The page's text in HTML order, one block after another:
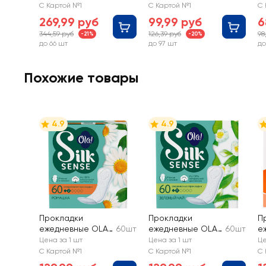
крылышками
С Картой №1
269,99 руб
344,59 руб -21%
до 66 шт
С Картой №1
99,99 руб
126,39 руб -20%
до 97 шт
С
Похожие товары
4.9
Прокладки
ежедневные OLA!
Silk Sense Daily
Deo Ромашка
60шт
Цена за 1 шт
С Картой №1
4.9
Прокладки
ежедневные OLA!
Silk Sense Daily
Deo Зеленый чай
60шт
Цена за 1 шт
С Картой №1
С